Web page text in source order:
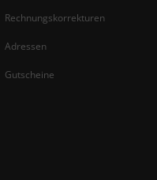
Rechnungskorrekturen
Adressen
Gutscheine